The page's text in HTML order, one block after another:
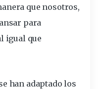
que nosotros,
para
igual que
han adaptado los